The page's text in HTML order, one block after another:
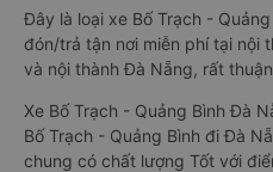
Đây là loại xe Bố Trạch -
đón/trả tận nơi miễn phí tại nội
và nội thành Đà Nẵng, rất
Xe Bố Trạch - Quảng Bình Đà
Bố Trạch - Quảng Bình đi Đà
chung có chất lượng Tốt với